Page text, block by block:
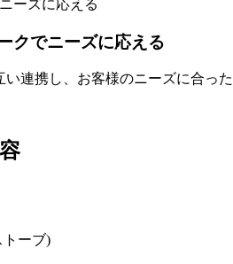
クでニーズに応える
連携し、お客様のニーズに合っ